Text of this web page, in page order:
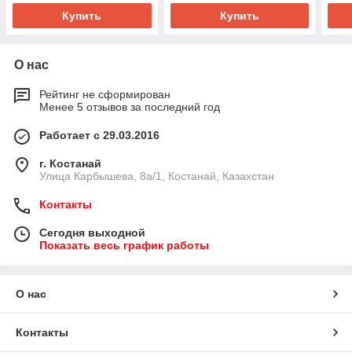
Купить Купить
О нас
Рейтинг не сформирован
Менее 5 отзывов за последний год
Работает с 29.03.2016
г. Костанай
Улица Карбышева, 8а/1, Костанай, Казахстан
Контакты
Сегодня выходной
Показать весь график работы
О нас
Контакты